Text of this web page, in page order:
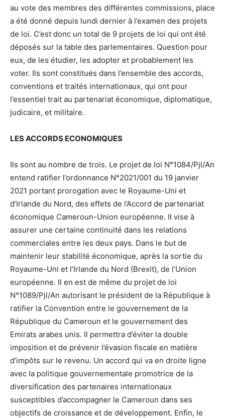
au vote des membres des différentes commissions, place
a été donné depuis lundi dernier à l’examen des projets
de loi. C’est donc un total de 9 projets de loi qui ont été
déposés sur la table des parlementaires. Question pour
eux, de les étudier, les adopter et probablement les
voter. Ils sont constitués dans l’ensemble des accords,
conventions et traités internationaux, qui ont pour
l’essentiel trait au partenariat économique, diplomatique,
judicaire, et militaire.
LES ACCORDS ECONOMIQUES
Ils sont au nombre de trois. Le projet de loi N°1084/Pjl/An
entend ratifier l’ordonnance N°2021/001 du 19 janvier
2021 portant prorogation avec le Royaume-Uni et
d’Irlande du Nord, des effets de l’Accord de partenariat
économique Cameroun-Union européenne. Il vise à
assurer une certaine continuité dans les relations
commerciales entre les deux pays. Dans le but de
maintenir leur stabilité économique, après la sortie du
Royaume-Uni et l’Irlande du Nord (Brexit), de l’Union
européenne. Il en est de même du projet de loi
N°1089/Pjl/An autorisant le président de la République à
ratifier la Convention entre le gouvernement de la
République du Cameroun et le gouvernement des
Emirats arabes unis. Il permettra d’éviter la double
imposition et de prévenir l’évasion fiscale en matière
d’impôts sur le revenu. Un accord qui va en droite ligne
avec la politique gouvernementale promotrice de la
diversification des partenaires internationaux
susceptibles d’accompagner le Cameroun dans ses
objectifs de croissance et de développement. Enfin, le